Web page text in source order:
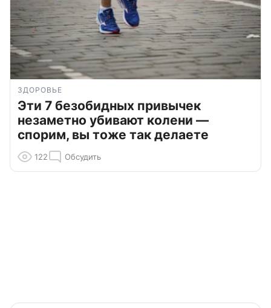
ЗДОРОВЬЕ
Эти 7 безобидных привычек
незаметно убивают колени —
спорим, вы тоже так делаете
122 Обсудить